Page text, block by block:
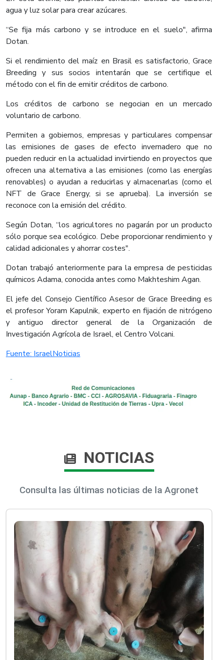
agua y luz solar para crear azúcares.
“Se fija más carbono y se introduce en el suelo", afirma
Dotan.
Si el rendimiento del maíz en Brasil es satisfactorio, Grace
Breeding y sus socios intentarán que se certifique el
método con el fin de emitir créditos de carbono.
Los créditos de carbono se negocian en un mercado
voluntario de carbono.
Permiten a gobiernos, empresas y particulares compensar
las emisiones de gases de efecto invernadero que no
pueden reducir en la actualidad invirtiendo en proyectos que
ofrecen una alternativa a las emisiones (como las energías
renovables) o ayudan a reducirlas y almacenarlas (como el
NFT de Grace Energy, si se aprueba). La inversión se
reconoce con la emisión del crédito.
Según Dotan, “los agricultores no pagarán por un producto
sólo porque sea ecológico. Debe proporcionar rendimiento y
calidad adicionales y ahorrar costes".
Dotan trabajó anteriormente para la empresa de pesticidas
químicos Adama, conocida antes como Makhteshim Agan.
El jefe del Consejo Científico Asesor de Grace Breeding es
el profesor Yoram Kapulnik, experto en fijación de nitrógeno
y antiguo director general de la Organización de
Investigación Agrícola de Israel, el Centro Volcani.​
Fuente: IsraelNoticias​
NOTICIAS
Consulta las últimas noticias de la Agronet